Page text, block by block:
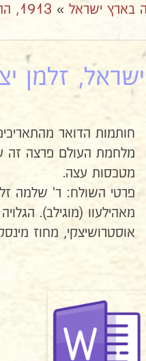
» 1913, ההתחלה בארץ ישראל, זלמן יצחק לנדרס
מלחמת העולם פרצה זה
מטכסות עצה.
פרטי השולח: ר' שלמה
מאהילעוו (מוגילב).
אוסטרושיצקי, מחוז